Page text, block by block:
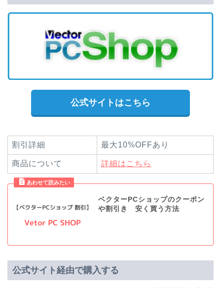
公式サイトはこちら
割引詳細 最大10%OFFあり
商品について 詳細はこちら
ベクターPCショップのクーポン
や割引き 安く買う方法
公式サイト経由で購入する